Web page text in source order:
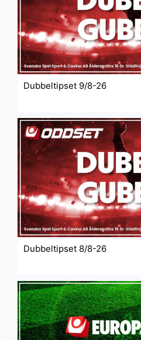
Dubbeltipset 9/8-26
Dubbeltipset 8/8-26